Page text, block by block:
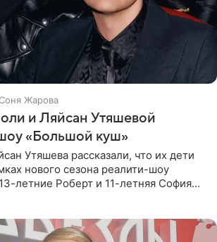
Соня Жарова
и Ляйсан Утяшевой
«Большой куш»
Утяшева рассказали, что их дети
нового сезона реалити-шоу
летние Роберт и 11-летняя София